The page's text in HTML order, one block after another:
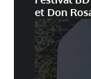
et Don